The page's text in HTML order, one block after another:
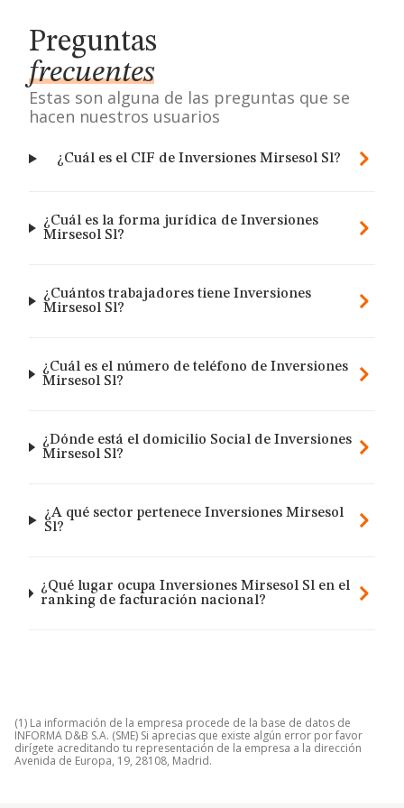
Preguntas
frecuentes
Estas son alguna de las preguntas que se
hacen nuestros usuarios
¿Cuál es el CIF de Inversiones Mirsesol Sl?
¿Cuál es la forma jurídica de Inversiones
Mirsesol Sl?
¿Cuántos trabajadores tiene Inversiones
Mirsesol Sl?
¿Cuál es el número de teléfono de Inversiones
Mirsesol Sl?
¿Dónde está el domicilio Social de Inversiones
Mirsesol Sl?
¿A qué sector pertenece Inversiones Mirsesol
Sl?
¿Qué lugar ocupa Inversiones Mirsesol Sl en el
ranking de facturación nacional?
(1) La información de la empresa procede de la base de datos de
INFORMA D&B S.A. (SME) Si aprecias que existe algún error por favor
dirígete acreditando tu representación de la empresa a la dirección
Avenida de Europa, 19, 28108, Madrid.